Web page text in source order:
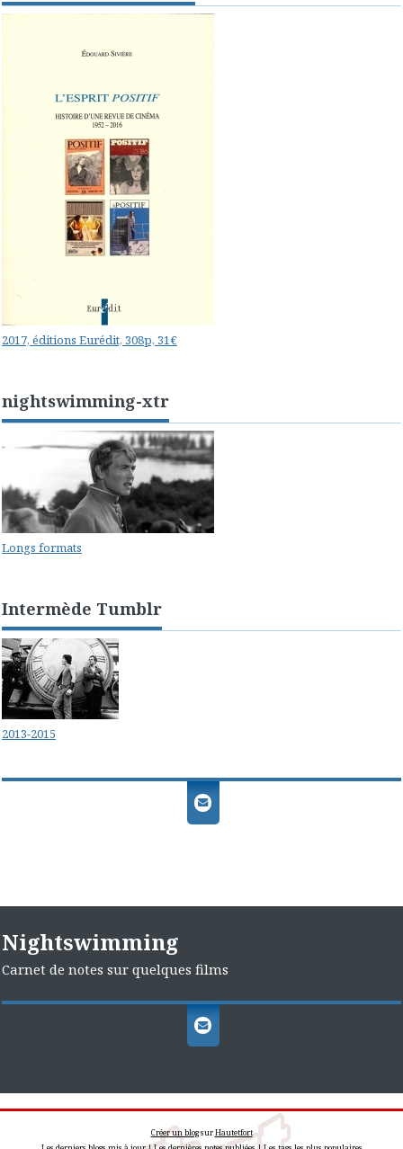
2017, éditions Eurédit, 308p, 31€
nightswimming-xtr
Longs formats
Intermède Tumblr
2013-2015
Nightswimming
Carnet de notes sur quelques films
Créer un blogsurHautetfort